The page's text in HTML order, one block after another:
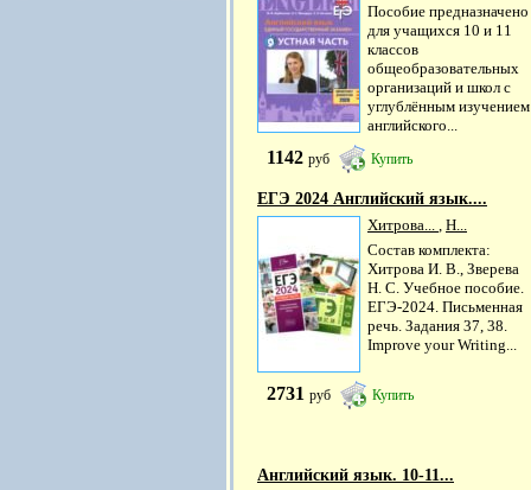
Пособие предназначено
для учащихся 10 и 11
классов
общеобразовательных
организаций и школ с
углублённым изучением
английского...
1142 руб Купить
ЕГЭ 2024 Английский язык....
Хитрова...
Н...
Состав комплекта:
Хитрова И. В., Зверева
Н. С. Учебное пособие.
ЕГЭ-2024. Письменная
речь. Задания 37, 38.
Improve your Writing...
2731 руб Купить
Английский язык. 10-11...